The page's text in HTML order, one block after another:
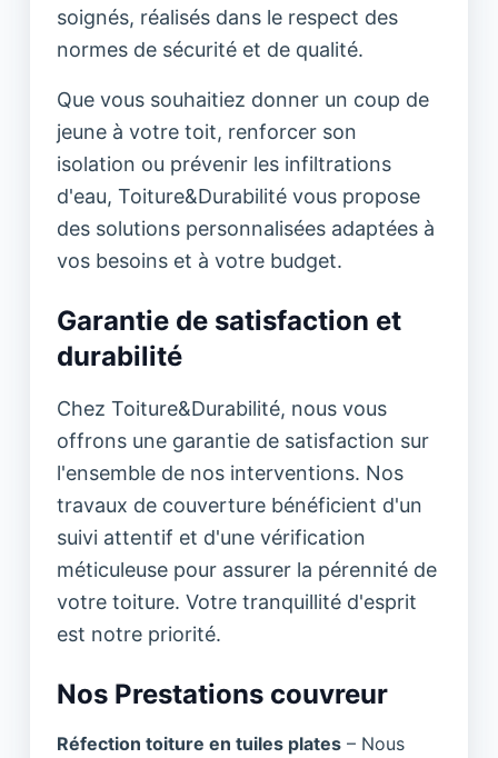
soignés, réalisés dans le respect des
normes de sécurité et de qualité.
Que vous souhaitiez donner un coup de
jeune à votre toit, renforcer son
isolation ou prévenir les infiltrations
d'eau, Toiture&Durabilité vous propose
des solutions personnalisées adaptées à
vos besoins et à votre budget.
Garantie de satisfaction et
durabilité
Chez Toiture&Durabilité, nous vous
offrons une garantie de satisfaction sur
l'ensemble de nos interventions. Nos
travaux de couverture bénéficient d'un
suivi attentif et d'une vérification
méticuleuse pour assurer la pérennité de
votre toiture. Votre tranquillité d'esprit
est notre priorité.
Nos Prestations couvreur
Réfection toiture en tuiles plates – Nous